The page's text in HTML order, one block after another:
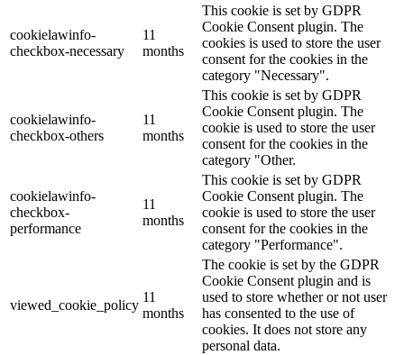
cookielawinfo-
checkbox-necessary
11
months
This cookie is set by GDPR
Cookie Consent plugin. The
cookies is used to store the user
consent for the cookies in the
category "Necessary".
cookielawinfo-
checkbox-others
11
months
This cookie is set by GDPR
Cookie Consent plugin. The
cookie is used to store the user
consent for the cookies in the
category "Other.
cookielawinfo-
checkbox-
performance
11
months
This cookie is set by GDPR
Cookie Consent plugin. The
cookie is used to store the user
consent for the cookies in the
category "Performance".
viewed_cookie_policy
11
months
The cookie is set by the GDPR
Cookie Consent plugin and is
used to store whether or not user
has consented to the use of
cookies. It does not store any
personal data.